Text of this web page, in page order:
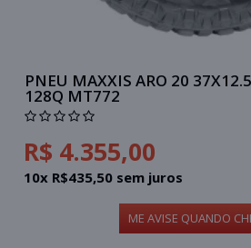
PNEU MAXXIS ARO 20
128Q MT772
R$ 4.355,00
10x R$435,50 sem juros
ME AVISE QUANDO